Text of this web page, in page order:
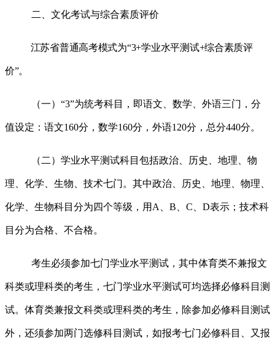
二、文化考试与综合素质评价
江苏省普通高考模式为“3+学业水平测试+综合素质评
价”。
（一） “3”为统考科目，即语文、数学、外语三门，分
值设定：语文160分，数学160分，外语120分，总分440分。
（二）学业水平测试科目包括政治、历史、地理、物
理、化学、生物、技术七门。其中政治、历史、地理、物理、
化学、生物科目分为四个等级，用A、 B、 C、 D表示；技术科
目分为合格、不合格。
考生必须参加七门学业水平测试，其中体育类不兼报文
科类或理科类的考生，七门学业水平测试可均选择必修科目测
试。体育类兼报文科类或理科类的考生，除参加必修科目测试
外，还须参加两门选修科目测试，如报考七门必修科目、又报